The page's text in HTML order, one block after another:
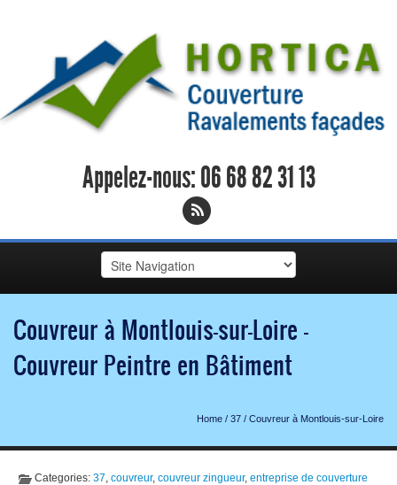
Appelez-nous:06 68 82 31 13
Couvreur à Montlouis-sur-Loire -
Couvreur Peintre en Bâtiment
Home / 37 / Couvreur à Montlouis-sur-Loire
Categories: 37 couvreur, couvreur zingueur, entreprise de couverture